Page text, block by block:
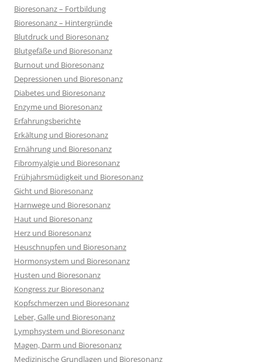
Bioresonanz – Fortbildung
Bioresonanz – Hintergründe
Blutdruck und Bioresonanz
Blutgefäße und Bioresonanz
Burnout und Bioresonanz
Depressionen und Bioresonanz
Diabetes und Bioresonanz
Enzyme und Bioresonanz
Erfahrungsberichte
Erkältung und Bioresonanz
Ernährung und Bioresonanz
Fibromyalgie und Bioresonanz
Frühjahrsmüdigkeit und Bioresonanz
Gicht und Bioresonanz
Harnwege und Bioresonanz
Haut und Bioresonanz
Herz und Bioresonanz
Heuschnupfen und Bioresonanz
Hormonsystem und Bioresonanz
Husten und Bioresonanz
Kongress zur Bioresonanz
Kopfschmerzen und Bioresonanz
Leber, Galle und Bioresonanz
Lymphsystem und Bioresonanz
Magen, Darm und Bioresonanz
Medizinische Grundlagen und Bioresonanz